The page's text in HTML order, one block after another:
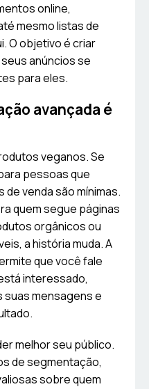
online,
mesmo listas de
O objetivo é criar
anúncios se
para eles.
avançada é
veganos. Se
pessoas que
de venda são mínimas.
quem segue páginas
orgânicos ou
a história muda. A
que você fale
interessado,
suas mensagens e
melhor seu público.
de segmentação,
sobre quem